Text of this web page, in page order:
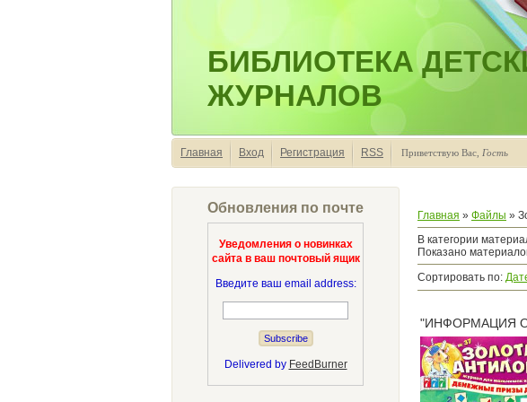
БИБЛИОТЕКА
ЖУРНАЛОВ
Главная Вход Регистрация RSS Приветствую Вас Гость
Обновления по почте
Уведомления о новинках
сайта в ваш почтовый ящик
Введите ваш email address:
Delivered by FeedBurner
Главная » Файлы »
В категории
Показано
Сортировать по:
"ИНФОРМАЦИЯ